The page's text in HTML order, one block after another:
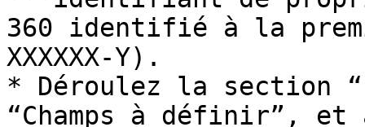
360 identifié à la
XXXXXX-Y).
* Déroulez la section
“Champs à définir”,